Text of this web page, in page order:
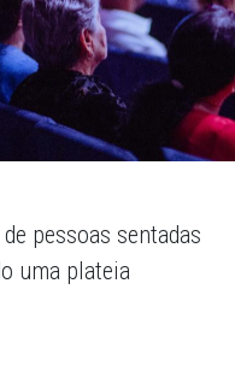
pessoas sentadas
uma plateia